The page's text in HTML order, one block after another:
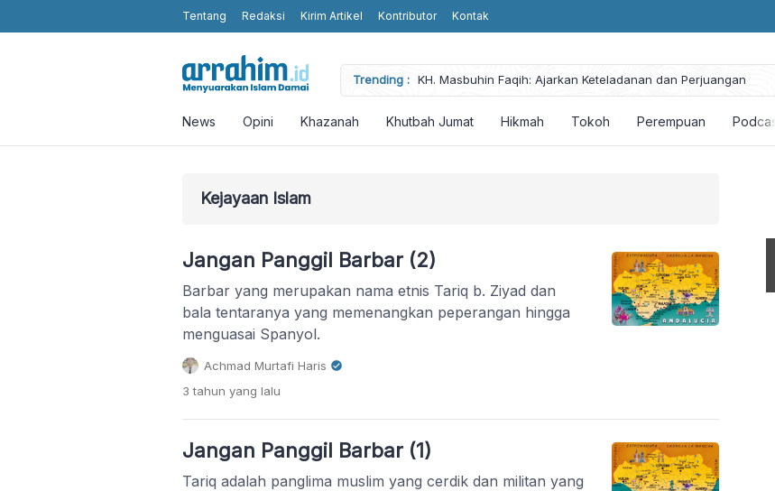
Tentang Redaksi Kirim Artikel Kontributor Kontak
Trending :
Humanity and Religious Values without Religious Attributes in the KH. Masbuhin Faqih: Ajarkan Keteladanan dan Perjuangan
News Opini Khazanah Khutbah Jumat Hikmah Tokoh Perempuan Podcast
Kejayaan Islam
Jangan Panggil Barbar (2)
Barbar yang merupakan nama etnis Tariq b. Ziyad dan
bala tentaranya yang memenangkan peperangan hingga
menguasai Spanyol.
Achmad Murtafi Haris
3 tahun yang lalu
Jangan Panggil Barbar (1)
Tariq adalah panglima muslim yang cerdik dan militan yang